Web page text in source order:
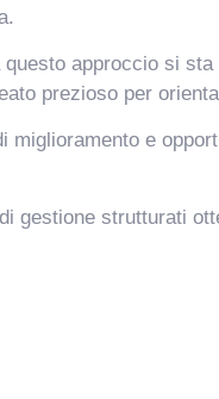
approccio si sta
prezioso per
e
gestione strutturati